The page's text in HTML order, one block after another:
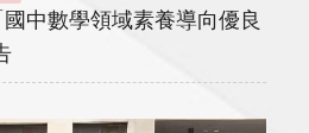
中數學領域素養導向優良